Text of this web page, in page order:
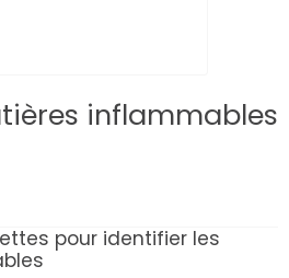
inflammables
pour identifier les